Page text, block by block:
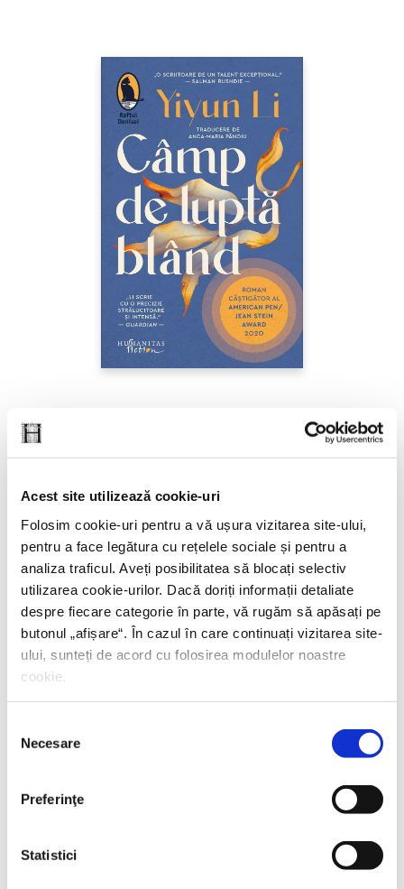
Acest site utilizează cookie-uri
Folosim cookie-uri pentru a vă ușura vizitarea site-ului,
pentru a face legătura cu rețelele sociale și pentru a
analiza traficul. Aveți posibilitatea să blocați selectiv
utilizarea cookie-urilor. Dacă doriți informații detaliate
despre fiecare categorie în parte, vă rugăm să apăsați pe
butonul „ afișare“. În cazul în care continuați vizitarea site-
ului, sunteți de acord cu folosirea modulelor noastre
cookie.
consimțământului
Necesare
Preferinţe
Statistici
Câmp de luptă blând
PREȚ 42.00 RON